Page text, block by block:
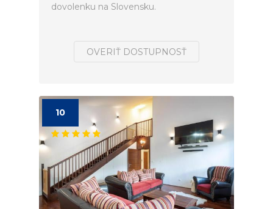
dovolenku na Slovensku.
OVERIŤ DOSTUPNOSŤ
10